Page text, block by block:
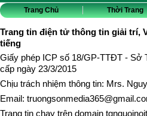
Trang Chủ Thời Trang
Trang tin điện tử thông tin giải trí,
tiếng
Giấy phép ICP số 18/GP-TTĐT - Sở
cấp ngày 23/3/2015
Chịu trách nhiệm thông tin: Mrs.
Email:
Trang tin chạy trên domain